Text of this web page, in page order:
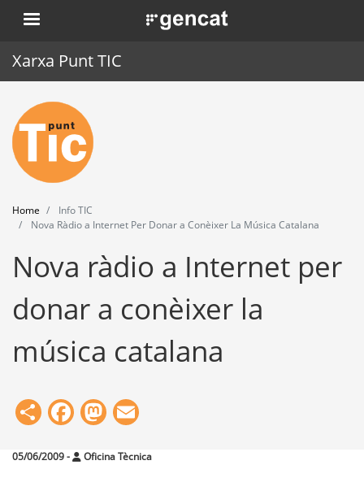
Skip
to
. Obre en una nova finestra.
Xarxa Punt TIC
Home
Punt TIC
News
Events
Training
Tools
Home
Info TIC
Nova Ràdio a Internet Per Donar a Conèixer La Música Catalana
Nova ràdio a Internet per
donar a conèixer la
música catalana
ShareFacebook
Mastodon
05/06/2009- Oficina Tècnica